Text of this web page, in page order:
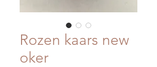
Rozen kaars new
oker